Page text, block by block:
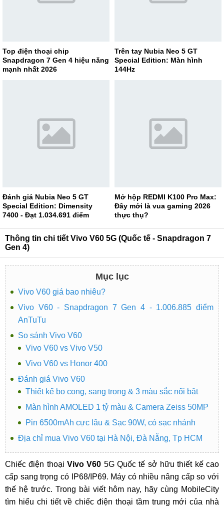
Top điện thoại chip
Snapdragon 7 Gen 4 hiệu năng
mạnh nhất 2026
Trên tay Nubia Neo 5 GT
Special Edition: Màn hình
144Hz
Đánh giá Nubia Neo 5 GT
Special Edition: Dimensity
7400 - Đạt 1.034.691 điểm
Mở hộp REDMI K100 Pro Max:
Đây mới là vua gaming 2026
thực thụ?
Thông tin chi tiết Vivo V60 5G (Quốc tế - Snapdragon 7
Gen 4)
Mục lục
Vivo V60 giá bao nhiêu?
Vivo V60 - Snapdragon 7 Gen 4 - 1.006.885 điểm
AnTuTu
So sánh Vivo V60
Vivo V60 vs Vivo V50
Vivo V60 vs Honor 400
Đánh giá Vivo V60
Thiết kế bo cong, sang trọng & 3 màu sắc nổi bật
Màn hình AMOLED 1 tỷ màu & Camera Zeiss 50MP
Pin 6500mAh cực lâu & Sạc 90W, có sạc nhánh
Địa chỉ mua Vivo V60 tại Hà Nội, Đà Nẵng, Tp HCM
Chiếc điện thoại Vivo V60 5G Quốc tế sở hữu thiết kế cao
cấp sang trọng có IP68/IP69. Máy có nhiều nâng cấp so với
thế hệ trước. Trong bài viết hôm nay, hãy cùng MobileCity
tìm hiểu chi tiết về chiếc điện thoại tầm trung mới của nhà